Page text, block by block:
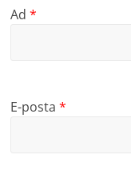
Ad*
E-posta*